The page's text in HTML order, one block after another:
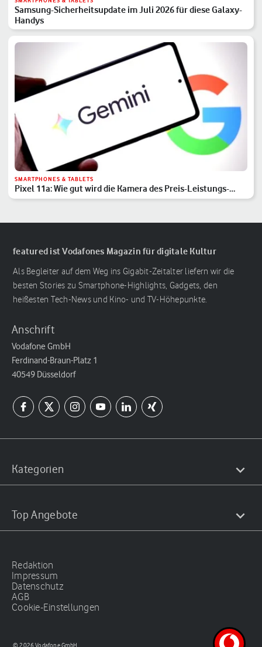
Samsung-Sicherheitsupdate im Juli 2026 für diese Galaxy-
Handys
SMARTPHONES & TABLETS
Pixel 11a: Wie gut wird die Kamera des Preis-Leistungs-
Hits?
featured ist Vodafones Magazin für digitale Kultur
Als Begleiter auf dem Weg ins Gigabit-Zeitalter liefern wir die
besten Stories zu Smartphone-Highlights, Gadgets, den
heißesten Tech-News und Kino- und TV-Höhepunkte.
Anschrift
Vodafone GmbH
Ferdinand-Braun-Platz 1
40549 Düsseldorf
Kategorien
Top Angebote
Redaktion
Impressum
Datenschutz
AGB
Cookie-Einstellungen
© 2026 Vodafone GmbH